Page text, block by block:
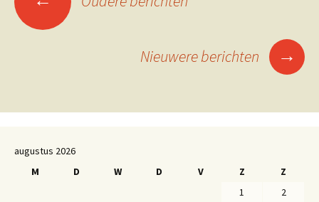
Nieuwere berichten →
augustus 2026
M
D W D V Z
Z
1
2